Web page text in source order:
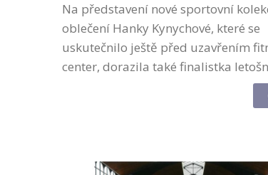
Na představení nové sportovní
oblečení Hanky Kynychové, které se
uskutečnilo ještě před uzavřením
center, dorazila také finalistka
ročníku soutěže Dívka roku Isabella
Tato půvabná dívka je držitelkou